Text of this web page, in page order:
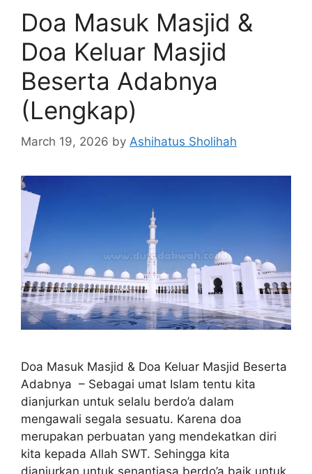
Doa Masuk Masjid &
Doa Keluar Masjid
Beserta Adabnya
(Lengkap)
March 19, 2026 by Ashihatus Sholihah
Doa Masuk Masjid & Doa Keluar Masjid Beserta
Adabnya – Sebagai umat Islam tentu kita
dianjurkan untuk selalu berdo’a dalam
mengawali segala sesuatu. Karena doa
merupakan perbuatan yang mendekatkan diri
kita kepada Allah SWT. Sehingga kita